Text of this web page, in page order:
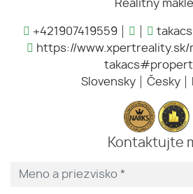
Realitný
+421907419559
https://www.xpertreality.sk/
Slovensky
Česky
Kontaktujte